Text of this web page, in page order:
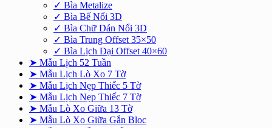
✓ Bìa Metalize
✓ Bìa Bế Nổi 3D
✓ Bìa Chữ Dán Nổi 3D
✓ Bìa Trung Offset 35×50
✓ Bìa Lịch Đại Offset 40×60
➤ Mẫu Lịch 52 Tuần
➤ Mẫu Lịch Lò Xo 7 Tờ
➤ Mẫu Lịch Nẹp Thiếc 5 Tờ
➤ Mẫu Lịch Nẹp Thiếc 7 Tờ
➤ Mẫu Lò Xo Giữa 13 Tờ
➤ Mẫu Lò Xo Giữa Gắn Bloc